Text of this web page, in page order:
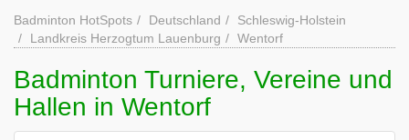
Badminton HotSpots Deutschland
Schleswig-Holstein
Landkreis Herzogtum Lauenburg
Wentorf
Badminton Turniere, Vereine und
Hallen in Wentorf